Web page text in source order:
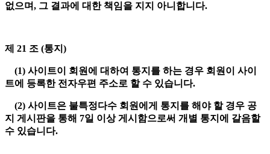
없으며, 그 결과에 대한 책임을 지지 아니합니다.
제 21 조 (통지)
(1) 사이트이 회원에 대하여 통지를 하는 경우 회원이 사이
트에 등록한 전자우편 주소로 할 수 있습니다.
(2) 사이트은 불특정다수 회원에게 통지를 해야 할 경우 공
지 게시판을 통해 7일 이상 게시함으로써 개별 통지에 갈음할
수 있습니다.